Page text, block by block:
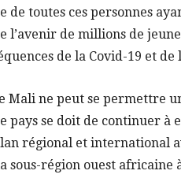
de toutes ces personnes
l’avenir de millions de
de la Covid-19 et
Mali ne peut se permettre
pays se doit de continuer à
régional et international
sous-région ouest africaine